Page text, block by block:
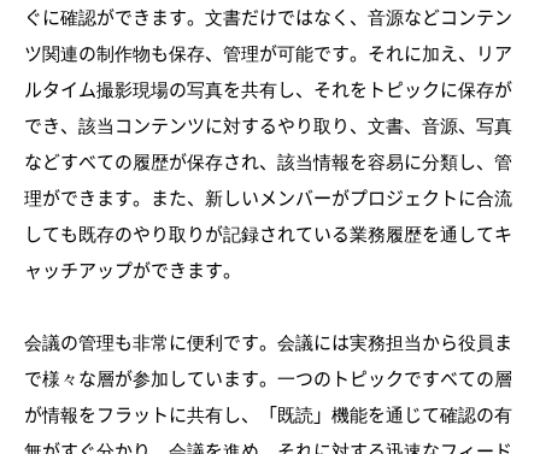
ぐに確認ができます。文書だけではなく、音源などコンテン
ツ関連の制作物も保存、管理が可能です。それに加え、リア
ルタイム撮影現場の写真を共有し、それをトピックに保存が
でき、該当コンテンツに対するやり取り、文書、音源、写真
などすべての履歴が保存され、該当情報を容易に分類し、管
理ができます。また、新しいメンバーがプロジェクトに合流
しても既存のやり取りが記録されている業務履歴を通してキ
ャッチアップができます。
会議の管理も非常に便利です。会議には実務担当から役員ま
で様々な層が参加しています。一つのトピックですべての層
が情報をフラットに共有し、「既読」機能を通じて確認の有